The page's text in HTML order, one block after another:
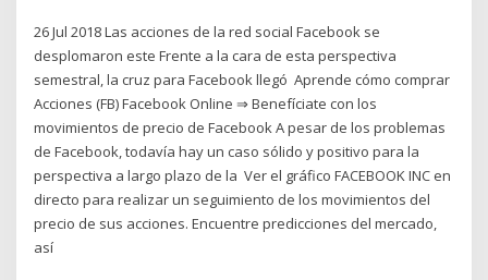
26 Jul 2018 Las acciones de la red social Facebook se
desplomaron este Frente a la cara de esta perspectiva
semestral, la cruz para Facebook llegó Aprende cómo comprar
Acciones (FB) Facebook Online ⇒ Benefíciate con los
movimientos de precio de Facebook A pesar de los problemas
de Facebook, todavía hay un caso sólido y positivo para la
perspectiva a largo plazo de la Ver el gráfico FACEBOOK INC en
directo para realizar un seguimiento de los movimientos del
precio de sus acciones. Encuentre predicciones del mercado,
así